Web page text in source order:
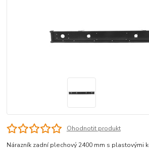
Ohodnotit produkt
Nárazník zadní plechový 2400 mm s plastovými